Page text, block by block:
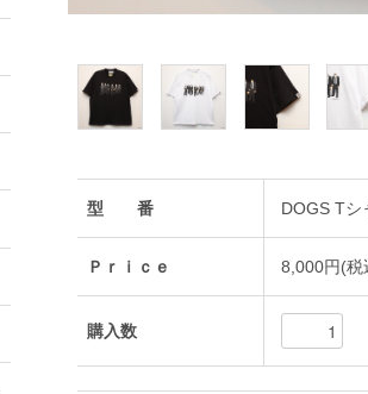
型 番 DOGS Tシ
Ｐｒｉｃｅ 8,000円(税
購入数